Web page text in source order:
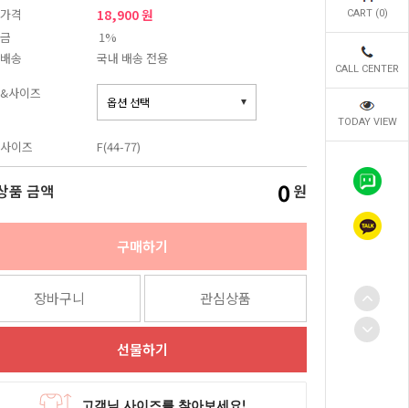
CART (0)
CALL CENTER
TODAY VIEW
격 18,900 원
1%
송
국내 배송 전용
사이즈
이즈 F(44-77)
품 금액 0 원
구매하기
장바구니 관심상품
선물하기